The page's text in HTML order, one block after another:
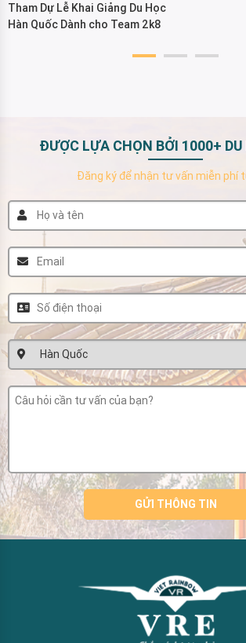
Tham Dự Lễ Khai Giảng Du Học
Hàn Quốc Dành cho Team 2k8
ĐƯỢC LỰA CHỌN BỞI 1000+
Đăng ký để nhận tư vấn miễn phí